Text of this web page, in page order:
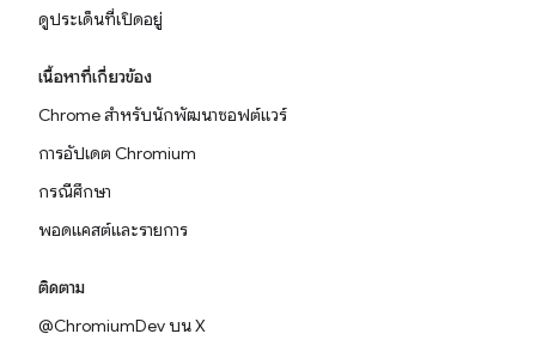
ดูประเด็นที่เปิดอยู่
เนื้อหาที่เกี่ยวข้อง
Chrome สำหรับนักพัฒนาซอฟต์แวร์
การอัปเดต Chromium
กรณีศึกษา
พอดแคสต์และรายการ
ติดตาม
@ChromiumDev บน X